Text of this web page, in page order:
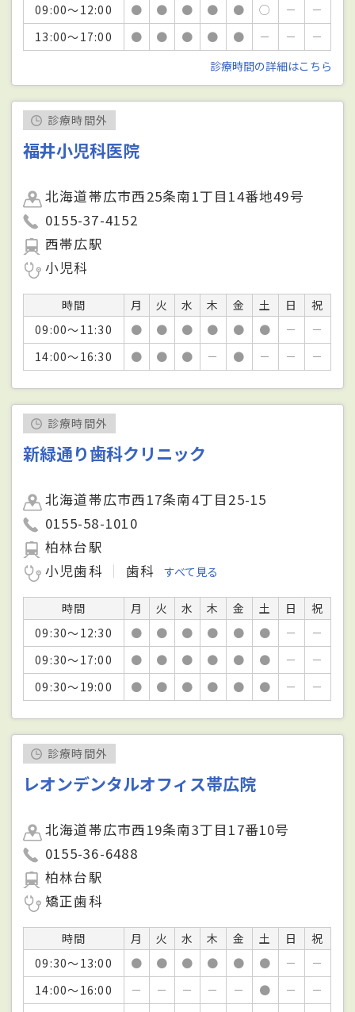
09:00～12:00
● ● ● ● ● ○ －
－
13:00～17:00
● ● ● ● ● － －
－
診療時間の詳細はこちら
診療時間外
福井小児科医院
北海道帯広市西25条南1丁目14番地49号
0155-37-4152
西帯広駅
小児科
時間 月 火 水 木 金 土 日
祝
09:00～11:30
● ● ● ● ● ● －
－
14:00～16:30
● ● ● － ● － － －
診療時間外
新緑通り歯科クリニック
北海道帯広市西17条南4丁目25-15
0155-58-1010
柏林台駅
小児歯科
歯科 すべて見る
時間 月 火 水 木 金 土 日
祝
09:30～12:30
● ● ● ● ● ● －
－
09:30～17:00
● ● ● ● ● ● －
－
09:30～19:00
● ● ● ● ● ● － －
診療時間外
レオンデンタルオフィス帯広院
北海道帯広市西19条南3丁目17番10号
0155-36-6488
柏林台駅
矯正歯科
時間 月 火 水 木 金 土 日
祝
09:30～13:00
● ● ● ● ● ● －
－
14:00～16:00
－ － － － － ● －
－